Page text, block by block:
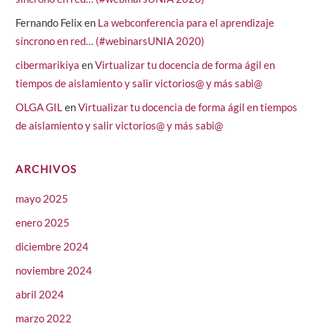
Fernando Felix en La webconferencia para el aprendizaje
síncrono en red… (#webinarsUNIA 2020)
cibermarikiya enVirtualizar tu docencia de forma ágil en
tiempos de aislamiento y salir victorios@ y más sabi@
OLGA GILenVirtualizar tu docencia de forma ágil en tiempos
de aislamiento y salir victorios@ y más sabi@
ARCHIVOS
mayo 2025
enero 2025
diciembre 2024
noviembre 2024
abril 2024
marzo 2022